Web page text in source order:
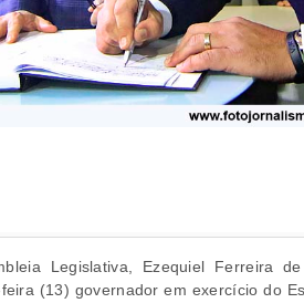
Legislativa, Ezequiel Ferreira
(13) governador em exercício do